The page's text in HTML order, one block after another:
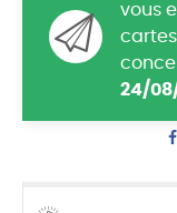
vous
24/